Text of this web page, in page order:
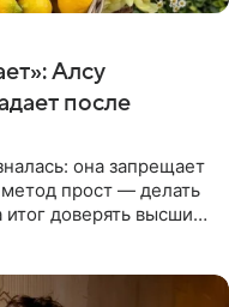
Алсу
после
она запрещает
метод прост — делать
доверять высшим